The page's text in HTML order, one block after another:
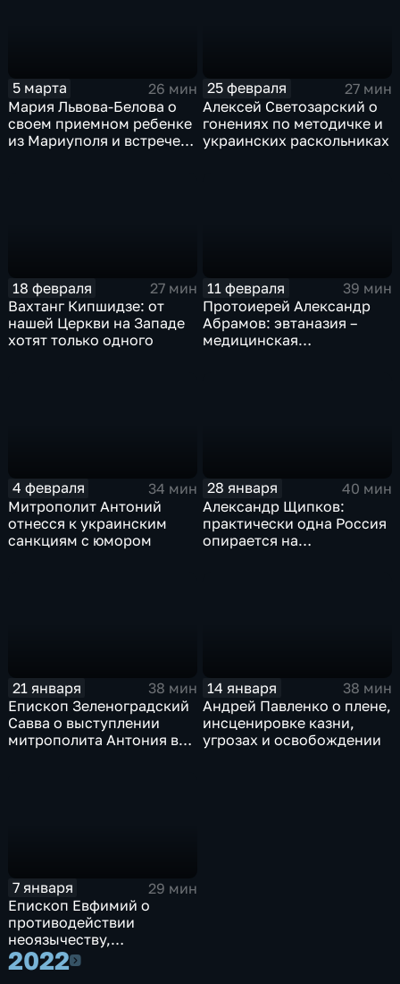
5 марта
26 мин
Мария Львова-Белова о
своем приемном ребенке
из Мариуполя и встрече с
25 февраля
27 мин
Алексей Светозарский о
гонениях по методичке и
украинских раскольниках
18 февраля
27 мин
Вахтанг Кипшидзе: от
нашей Церкви на Западе
хотят только одного
11 февраля
39 мин
Протоиерей Александр
Абрамов: эвтаназия –
медицинская
4 февраля
34 мин
Митрополит Антоний
отнесся к украинским
санкциям с юмором
28 января
40 мин
Александр Щипков:
практически одна Россия
опирается на
21 января
38 мин
Епископ Зеленоградский
Савва о выступлении
митрополита Антония в
14 января
38 мин
Андрей Павленко о плене,
инсценировке казни,
угрозах и освобождении
7 января
29 мин
Епископ Евфимий о
противодействии
неоязычеству,
отрезвлении в эмиграции
и покаянном чувстве
20222022